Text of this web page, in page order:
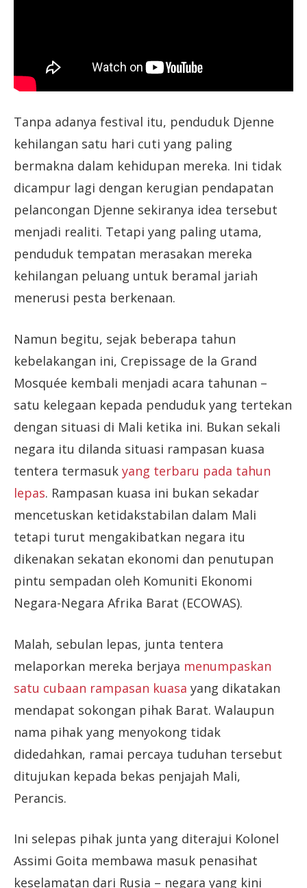
Tanpa adanya festival itu, penduduk Djenne
kehilangan satu hari cuti yang paling
bermakna dalam kehidupan mereka. Ini tidak
dicampur lagi dengan kerugian pendapatan
pelancongan Djenne sekiranya idea tersebut
menjadi realiti. Tetapi yang paling utama,
penduduk tempatan merasakan mereka
kehilangan peluang untuk beramal jariah
menerusi pesta berkenaan.
Namun begitu, sejak beberapa tahun
kebelakangan ini, Crepissage de la Grand
Mosquée kembali menjadi acara tahunan –
satu kelegaan kepada penduduk yang tertekan
dengan situasi di Mali ketika ini. Bukan sekali
negara itu dilanda situasi rampasan kuasa
tentera termasuk yang terbaru pada tahun
lepas. Rampasan kuasa ini bukan sekadar
mencetuskan ketidakstabilan dalam Mali
tetapi turut mengakibatkan negara itu
dikenakan sekatan ekonomi dan penutupan
pintu sempadan oleh Komuniti Ekonomi
Negara-Negara Afrika Barat (ECOWAS).
Malah, sebulan lepas, junta tentera
melaporkan mereka berjaya menumpaskan
satu cubaan rampasan kuasa yang dikatakan
mendapat sokongan pihak Barat. Walaupun
nama pihak yang menyokong tidak
didedahkan, ramai percaya tuduhan tersebut
ditujukan kepada bekas penjajah Mali,
Perancis.
Ini selepas pihak junta yang diterajui Kolonel
Assimi Goita membawa masuk penasihat
keselamatan dari Rusia – negara yang kini